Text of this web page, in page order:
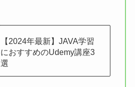
【2024年最新】JAVA学習
におすすめのUdemy講座3
選